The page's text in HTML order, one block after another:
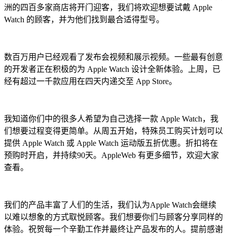
洲的四百多家商店将开门迎客，我们将欢迎想要试戴 Apple
Watch 的顾客，并为他们找到最合适得型号。
数百万用户已经观看了发布会视频和展示视频。一些最有创意
的开发者正在积极的为 Apple Watch 设计全新体验。上周，已
经有超过一千款应用在四天内递交至 App Store。
我知道你们中的很多人希望为自己选择一款 Apple Watch，我
们想要过程变得更简单。从周五开始，特殊员工购买计划可以
提供 Apple Watch 或 Apple Watch 运动版五折优惠。折扣将在
预购时开启，并持续90天。AppleWeb 有更多细节，欢迎大家
查看。
我们的产品丰富了人们的生活，我们认为Apple Watch会继续
以难以想象的方式取悦顾客。我们想要你们与顾客分享同样的
体验。祝贺每一个辛勤工作并最终让产品发布的人。提前感谢